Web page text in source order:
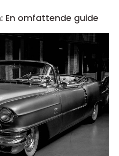
En omfattende guide